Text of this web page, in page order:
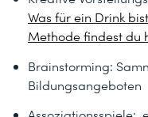
Was für ein Drink
Methode findest du
Brainstorming:
Bildungsangeboten